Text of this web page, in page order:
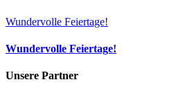
Wundervolle Feiertage!
Wundervolle Feiertage!
Unsere Partner